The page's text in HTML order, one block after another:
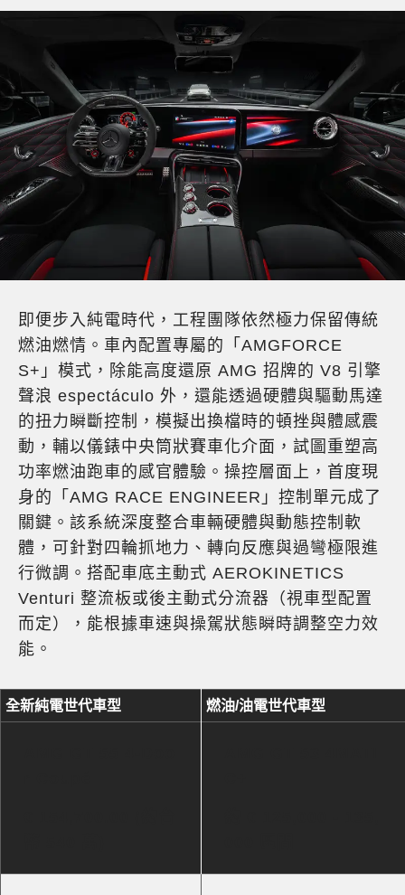
即便步入純電時代，工程團隊依然極力保留傳統
燃油燃情。車內配置專屬的「AMGFORCE
S+」模式，除能高度還原 AMG 招牌的 V8 引擎
聲浪 espectáculo 外，還能透過硬體與驅動馬達
的扭力瞬斷控制，模擬出換檔時的頓挫與體感震
動，輔以儀錶中央筒狀賽車化介面，試圖重塑高
功率燃油跑車的感官體驗。操控層面上，首度現
身的「AMG RACE ENGINEER」控制單元成了
關鍵。該系統深度整合車輛硬體與動態控制軟
體，可針對四輪抓地力、轉向反應與過彎極限進
行微調。搭配車底主動式 AEROKINETICS
Venturi 整流板或後主動式分流器（視車型配置
而定），能根據車速與操駕狀態瞬時調整空力效
能。
全新純電世代車型 燃油/油電世代車型